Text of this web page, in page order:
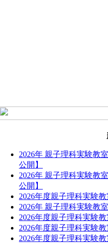
2026年 親子理科実験教
公開】
2026年 親子理科実験教
公開】
2026年度親子理科実験
2026年 親子理科実験教
2026年度親子理科実験
2026年度親子理科実験
2026年度親子理科実験